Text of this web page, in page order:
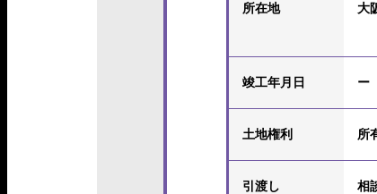
所在地 大
竣工年月日 ー
土地権利 所
引渡し 相